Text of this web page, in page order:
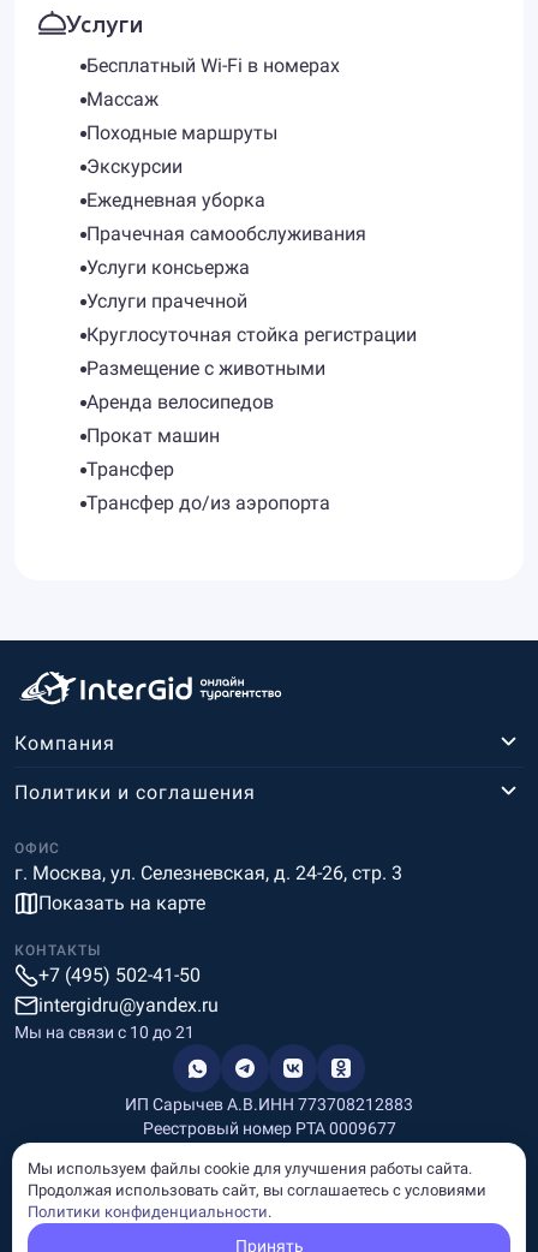
Услуги
Бесплатный Wi-Fi в номерах
Массаж
Походные маршруты
Экскурсии
Ежедневная уборка
Прачечная самообслуживания
Услуги консьержа
Услуги прачечной
Круглосуточная стойка регистрации
Размещение с животными
Аренда велосипедов
Прокат машин
Трансфер
Трансфер до/из аэропорта
Компания
ОФИС
г. Москва, ул. Селезневская, д. 24-26, стр. 3
Показать на карте
Политики и соглашения
КОНТАКТЫ
+7 (495) 502-41-50
intergidru@yandex.ru
Мы на связи c 10 до 21
ИП Сарычев А.В.ИНН 773708212883
Реестровый номер РТА 0009677
Информация, размещённая на сайте, носит информационный
характер и не является рекламой и публичной офертой.
Мы используем файлы cookie для улучшения работы сайта.
Продолжая использовать сайт, вы соглашаетесь с условиями
Политики конфиденциальности.
Принять